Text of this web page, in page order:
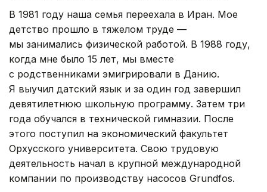
В 1981 году наша семья переехала в Иран. Мое
детство прошло в тяжелом труде —
мы занимались физической работой. В 1988 году,
когда мне было 15 лет, мы вместе
с родственниками эмигрировали в Данию.
Я выучил датский язык и за один год завершил
девятилетнюю школьную программу. Затем три
года обучался в технической гимназии. После
этого поступил на экономический факультет
Орхусского университета. Свою трудовую
деятельность начал в крупной международной
компании по производству насосов Grundfos.